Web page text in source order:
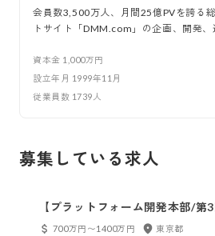
会員数3,500万人、月間25億PVを誇る
トサイト「DMM.com」の企画、開発、
資本金 1,000万円
設立年月 1999年11月
従業員数 1739 人
募集している求人
【プラットフォーム開発本部/第
発部】プラットフォームエンジニ
700万円〜1400万円
東京都